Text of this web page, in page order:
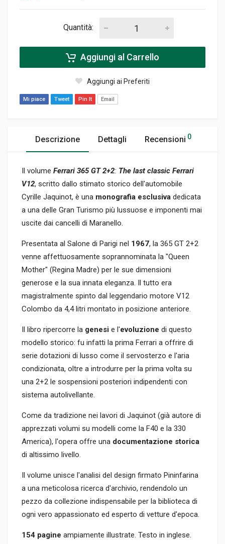
Quantità:
Aggiungi al Carrello
Aggiungi ai Preferiti
Mi piace Tweet Pin It Email
Descrizione Dettagli Recensioni 0
Il volume Ferrari 365 GT 2+2: The last classic Ferrari
V12, scritto dallo stimato storico dell'automobile
Cyrille Jaquinot, è una monografia esclusiva dedicata
a una delle Gran Turismo più lussuose e imponenti mai
uscite dai cancelli di Maranello.
Presentata al Salone di Parigi nel 1967, la 365 GT 2+2
venne affettuosamente soprannominata la "Queen
Mother" (Regina Madre) per le sue dimensioni
generose e la sua innata eleganza. Il tutto era
magistralmente spinto dal leggendario motore V12
Colombo da 4,4 litri montato in posizione anteriore.
Il libro ripercorre la genesi e l'evoluzione di questo
modello storico: fu infatti la prima Ferrari a offrire di
serie dotazioni di lusso come il servosterzo e l'aria
condizionata, oltre a introdurre per la prima volta su
una 2+2 le sospensioni posteriori indipendenti con
sistema autolivellante.
Come da tradizione nei lavori di Jaquinot (già autore di
apprezzati volumi su modelli come la F40 e la 330
America), l'opera offre una documentazione storica
di altissimo livello.
Il volume unisce l'analisi del design firmato Pininfarina
a una meticolosa ricerca d'archivio, rendendolo un
pezzo da collezione indispensabile per la biblioteca di
ogni vero appassionato ed esperto di vetture d'epoca.
154 pagine ampiamente illustrate. Testo in inglese.